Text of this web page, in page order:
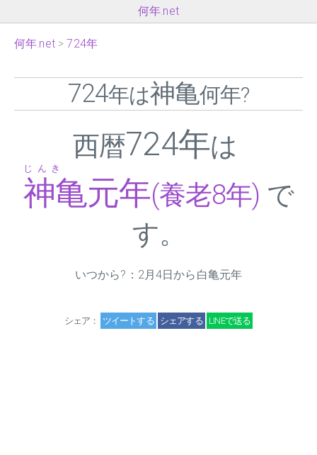
何年.net
何年.net 724年
724年は神亀何年?
西暦724年は
神亀元年
じんき
(養老8年) で
す。
いつから?：2月4日から白亀元年
シェア： ツイートする シェアする LINEで送る